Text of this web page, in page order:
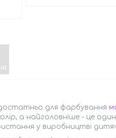
достатньо для фарбування
а найголовніше - це один
у виробництві